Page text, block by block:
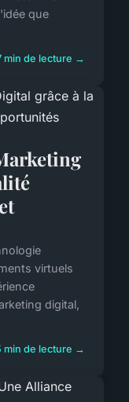
que
min de lecture →
virtuels
digital,
min de lecture →